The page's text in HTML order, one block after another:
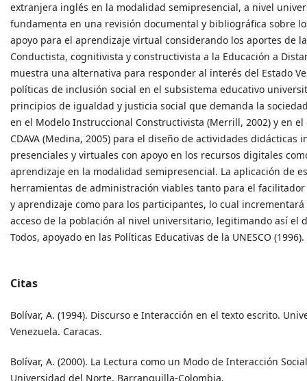
extranjera inglés en la modalidad semipresencial, a nivel
fundamenta en una revisión documental y bibliográfica sobre
apoyo para el aprendizaje virtual considerando los aportes de
Conductista, cognitivista y constructivista a la Educación a
muestra una alternativa para responder al interés del Estado
políticas de inclusión social en el subsistema educativo
principios de igualdad y justicia social que demanda la
en el Modelo Instruccional Constructivista (Merrill, 2002) y en
CDAVA (Medina, 2005) para el diseño de actividades didácticas
presenciales y virtuales con apoyo en los recursos digitales
aprendizaje en la modalidad semipresencial. La aplicación de
herramientas de administración viables tanto para el
y aprendizaje como para los participantes, lo cual
acceso de la población al nivel universitario, legitimando así el
Todos, apoyado en las Políticas Educativas de la UNESCO (1996).
Citas
Bolívar, A. (1994). Discurso e Interacción en el texto escrito.
Venezuela. Caracas.
Bolívar, A. (2000). La Lectura como un Modo de Interacción
Universidad del Norte. Barranquilla-Colombia.